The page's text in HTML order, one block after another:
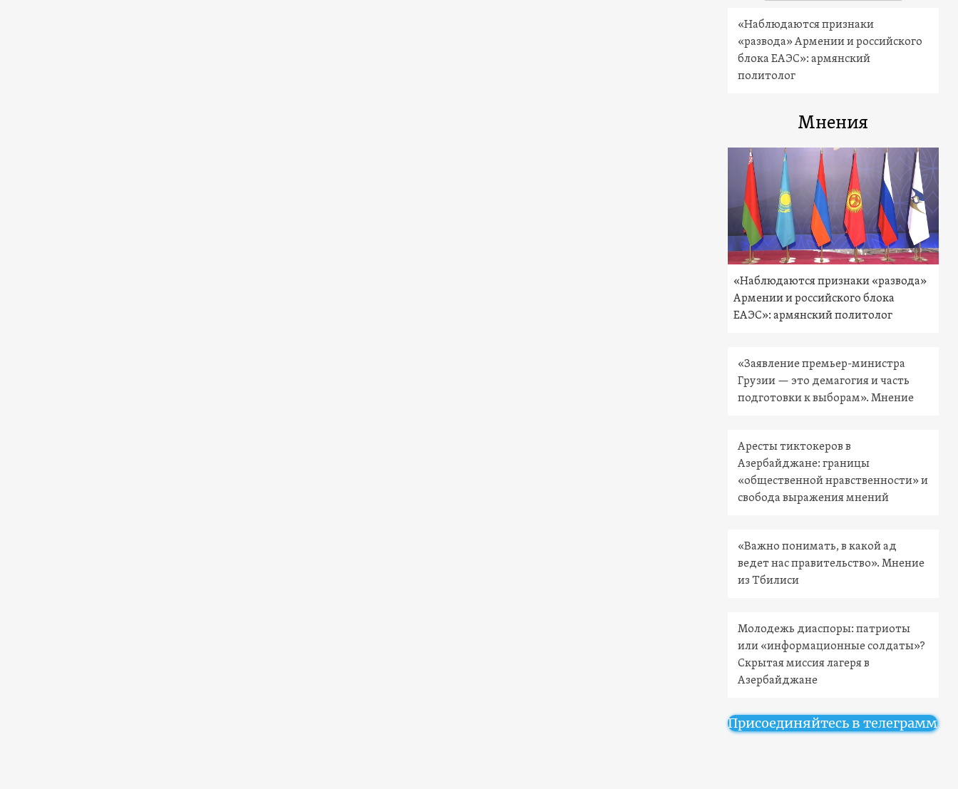
«Наблюдаются признаки
«развода» Армении и российского
блока ЕАЭС»: армянский
политолог
Мнения
«Наблюдаются признаки «развода»
Армении и российского блока
ЕАЭС»: армянский политолог
«Заявление премьер-министра
Грузии — это демагогия и часть
подготовки к выборам». Мнение
Аресты тиктокеров в
Азербайджане: границы
«общественной нравственности» и
свобода выражения мнений
«Важно понимать, в какой ад
ведет нас правительство». Мнение
из Тбилиси
Молодежь диаспоры: патриоты
или «информационные солдаты»?
Скрытая миссия лагеря в
Азербайджане
Присоединяйтесь в телеграмм